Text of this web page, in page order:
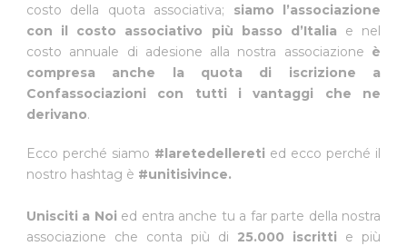
costo della quota associativa; siamo l’associazione
con il costo associativo più basso d’Italia e nel
costo annuale di adesione alla nostra associazione è
compresa anche la quota di iscrizione a
Confassociazioni con tutti i vantaggi che ne
derivano.
Ecco perché siamo #laretedellereti ed ecco perché il
nostro hashtag è #unitisivince.
Unisciti a Noi ed entra anche tu a far parte della nostra
associazione che conta più di 25.000 iscritti e più